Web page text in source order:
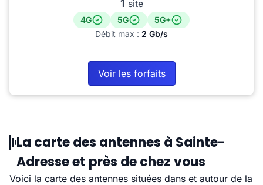
1 site
4G 5G
5G+
Débit max : 2 Gb/s
Voir les forfaits
La carte des antennes à Sainte-
Adresse et près de chez vous
Voici la carte des antennes situées dans et autour de la